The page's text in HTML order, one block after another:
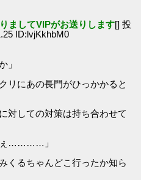
ましてVIPがお送りします[] 投
ID:lvjKkhbM0
」
リにあの長門がひっかかると
対しての対策は持ち合わせて
ぇ…………」
くるちゃんどこ行ったか知ら